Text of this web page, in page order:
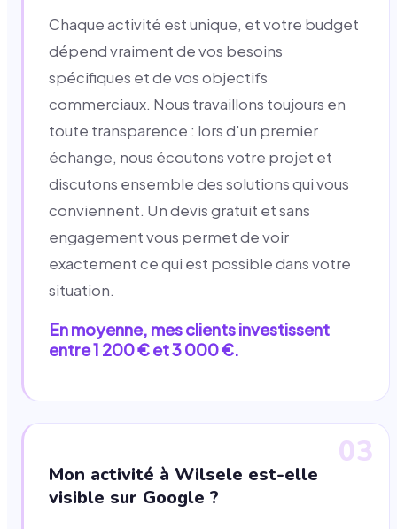
Chaque activité est unique, et votre budget
dépend vraiment de vos besoins
spécifiques et de vos objectifs
commerciaux. Nous travaillons toujours en
toute transparence : lors d'un premier
échange, nous écoutons votre projet et
discutons ensemble des solutions qui vous
conviennent. Un devis gratuit et sans
engagement vous permet de voir
exactement ce qui est possible dans votre
situation.
En moyenne, mes clients investissent
entre 1 200 € et 3 000 €.
03
Mon activité à Wilsele est-elle
visible sur Google ?